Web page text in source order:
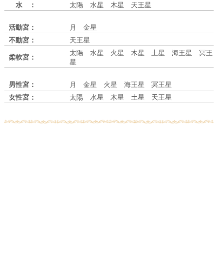
水 ：
太陽 水星 木星 天王星
活動宮：
月 金星
不動宮：
天王星
柔軟宮：
太陽 水星 火星 木星 土星 海王星 冥王
星
男性宮：
月 金星 火星 海王星 冥王星
女性宮：
太陽 水星 木星 土星 天王星